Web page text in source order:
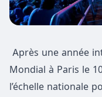
Après une année
Mondial à Paris le
l’échelle nationale